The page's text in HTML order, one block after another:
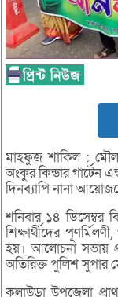
মাহফুজ শাকিল :
অংকুর কিন্ডার গার্টেন
দিনব্যাপি নানা
শনিবার ১৪ ডিসেম্বর
শিক্ষার্থীদের
হয়। আলোচনা সভায়
অতিরিক্ত পুলিশ সুপার
কুলাউড়া উপজেলা